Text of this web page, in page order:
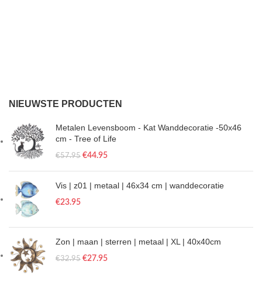
NIEUWSTE PRODUCTEN
Metalen Levensboom - Kat Wanddecoratie -50x46
cm - Tree of Life
€57.95 €44.95
Vis | z01 | metaal | 46x34 cm | wanddecoratie
€23.95
Zon | maan | sterren | metaal | XL | 40x40cm
€32.95 €27.95